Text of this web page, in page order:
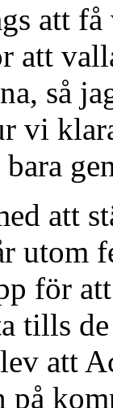
att
så
vi
att
utom
för
tills
att
på